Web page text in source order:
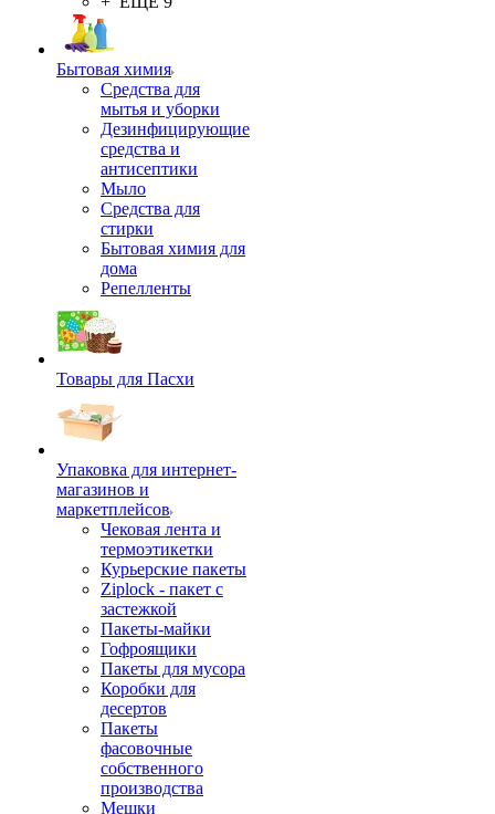
Бытовая химия
Средства для
мытья и уборки
Дезинфицирующие
средства и
антисептики
Мыло
Средства для
стирки
Бытовая химия для
дома
Репелленты
Товары для Пасхи
Упаковка для интернет-
магазинов и
маркетплейсов
Чековая лента и
термоэтикетки
Курьерские пакеты
Ziplock - пакет с
застежкой
Пакеты-майки
Гофроящики
Пакеты для мусора
Коробки для
десертов
Пакеты
фасовочные
собственного
производства
Мешки